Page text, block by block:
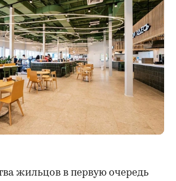
жильцов в первую очередь